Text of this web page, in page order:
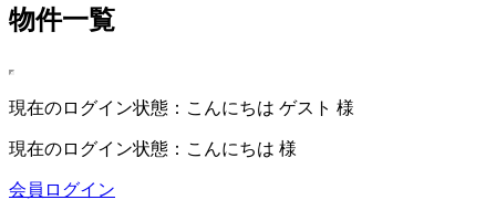
物件一覧
現在のログイン状態：こんにちは ゲスト 様
現在のログイン状態：こんにちは 様
会員ログイン